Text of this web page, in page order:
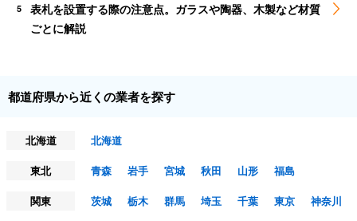
5
表札を設置する際の注意点。ガラスや陶器、木製など材質
ごとに解説
都道府県から近くの業者を探す
北海道
北海道
東北
青森 岩手 宮城 秋田 山形
福島
関東
茨城 栃木 群馬 埼玉 千葉 東京
神奈川